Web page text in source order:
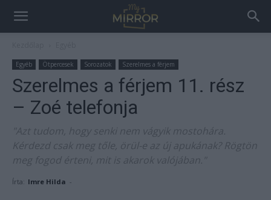
Egyéb Ötpercesek Sorozatok Szerelmes a férjem
Szerelmes a férjem 11. rész
– Zoé telefonja
"Azt tudom, hogy senki nem vágyik mostohára.
Kérdezd csak meg tőle, örül-e az új apukának? Rögtön
meg fogod érteni, mit is akarok valójában."
Írta: Imre Hilda -